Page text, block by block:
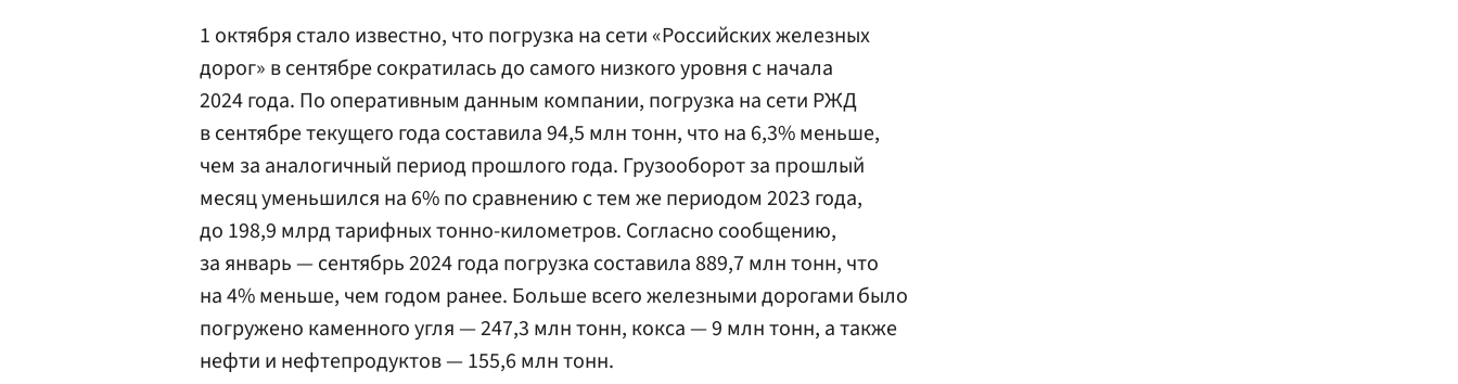
1 октября стало известно, что погрузка на сети «Российских железных
дорог» в сентябре сократилась до самого низкого уровня с начала
2024 года. По оперативным данным компании, погрузка на сети РЖД
в сентябре текущего года составила 94,5 млн тонн, что на 6,3% меньше,
чем за аналогичный период прошлого года. Грузооборот за прошлый
месяц уменьшился на 6% по сравнению с тем же периодом 2023 года,
до 198,9 млрд тарифных тонно-километров. Согласно сообщению,
за январь — сентябрь 2024 года погрузка составила 889,7 млн тонн, что
на 4% меньше, чем годом ранее. Больше всего железными дорогами было
погружено каменного угля — 247,3 млн тонн, кокса — 9 млн тонн, а также
нефти и нефтепродуктов — 155,6 млн тонн.